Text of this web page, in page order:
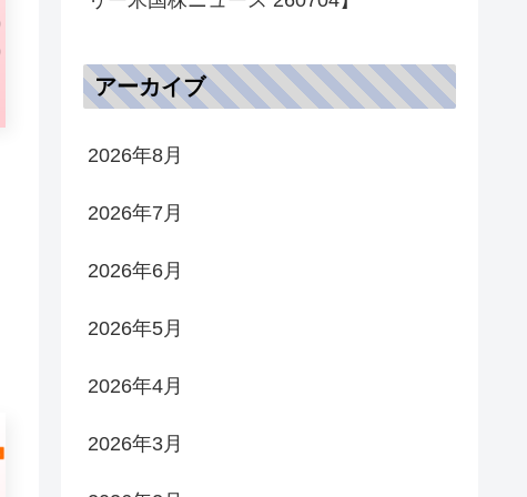
アーカイブ
2026年8月
2026年7月
2026年6月
2026年5月
2026年4月
2026年3月